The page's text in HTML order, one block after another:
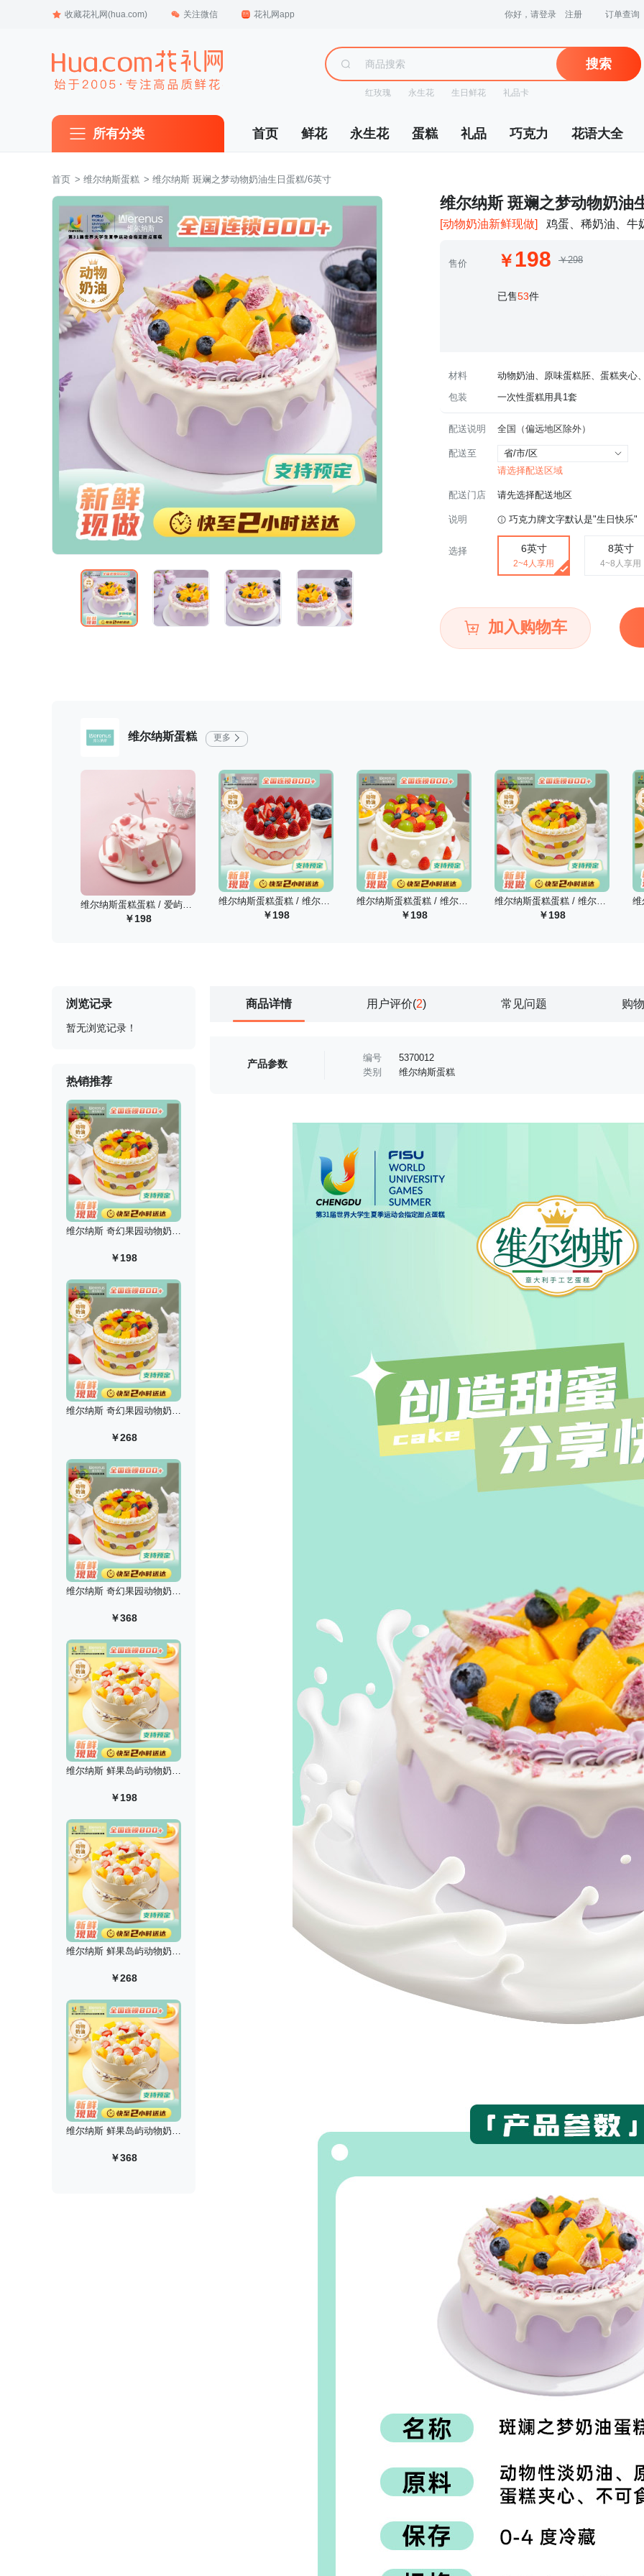
收藏花礼网(hua.com) 关注微信 花礼网app 你好，请登录 注册 订单查询
搜索
红玫瑰 永生花 生日鲜花 礼品卡
所有分类 首页 鲜花 永生花 蛋糕 礼品 巧克力 花语大全
首页 > 维尔纳斯蛋糕 > 维尔纳斯 斑斓之梦动物奶油生日蛋糕/6英寸
维尔纳斯 斑斓之梦动物奶油
[动物奶油新鲜现做] 鸡蛋、稀奶油、牛
售价 198 ￥298
已售53件
材料
动物奶油、原味蛋糕胚、蛋糕夹心
包装
一次性蛋糕用具1套
配送说明 全国（偏远地区除外）
配送至
省/市/区
请选择配送区域
配送门店 请先选择配送地区
说明 巧克力牌文字默认是"生日快乐"
选择 6英寸
2~4人享用
8英寸
4~8人享用
加入购物车
维尔纳斯蛋糕 更多
198
维尔纳斯蛋糕蛋糕 / 维尔纳斯 草莓大满贯动物奶油生日蛋糕/6英寸
198
维尔纳斯蛋糕蛋糕 / 维尔纳斯 水果多巴胺动物奶油生日蛋糕/6英寸
198
维尔纳斯蛋糕蛋糕 / 维尔纳斯 奇幻果园动物奶油生日蛋糕/6英寸
198
浏览记录
暂无浏览记录！
热销推荐
维尔纳斯 奇幻果园动物奶油生日蛋糕/6英寸
￥198
维尔纳斯 奇幻果园动物奶油生日蛋糕/8英寸
￥268
￥368
维尔纳斯 鲜果岛屿动物奶油生日蛋糕/6英寸
￥198
￥268
维尔纳斯 鲜果岛屿动物奶油生日蛋糕/10英寸
￥368
商品详情 用户评价(2) 常见问题 购
产品参数
编号
5370012
类别
维尔纳斯蛋糕